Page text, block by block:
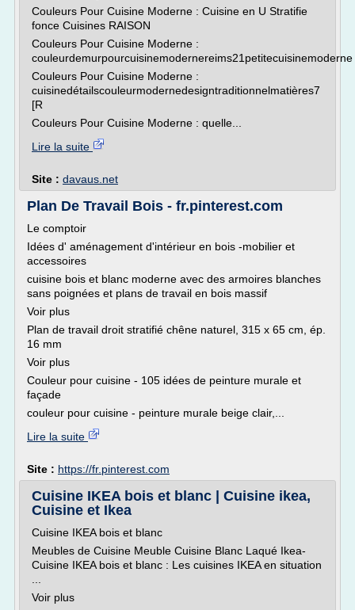
Couleurs Pour Cuisine Moderne : Cuisine en U Stratifie
fonce Cuisines RAISON
Couleurs Pour Cuisine Moderne :
couleurdemurpourcuisinemodernereims21petitecuisinemoderne
Couleurs Pour Cuisine Moderne :
cuisinedétailscouleurmodernedesigntraditionnelmatières7
[R
Couleurs Pour Cuisine Moderne : quelle...
Lire la suite
Site : davaus.net
Plan De Travail Bois - fr.pinterest.com
Le comptoir
Idées d' aménagement d'intérieur en bois -mobilier et
accessoires
cuisine bois et blanc moderne avec des armoires blanches
sans poignées et plans de travail en bois massif
Voir plus
Plan de travail droit stratifié chêne naturel, 315 x 65 cm, ép.
16 mm
Voir plus
Couleur pour cuisine - 105 idées de peinture murale et
façade
couleur pour cuisine - peinture murale beige clair,...
Lire la suite
Site : https://fr.pinterest.com
Cuisine IKEA bois et blanc | Cuisine ikea,
Cuisine et Ikea
Cuisine IKEA bois et blanc
Meubles de Cuisine Meuble Cuisine Blanc Laqué Ikea-
Cuisine IKEA bois et blanc : Les cuisines IKEA en situation
Voir plus